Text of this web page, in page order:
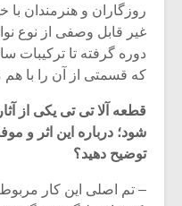
روزگاران و هنرمندان
غیر قابل وصفی از نوع
دوره گرفته تا ترکیبات
که قسمتی از آن را با هم
قطعه آلا تی تی یکی از
شود؛ درباره این اثر و
توضیح دهید؟
– تم اصلی این کار
متن فیلم
شیش و
اگر نمی